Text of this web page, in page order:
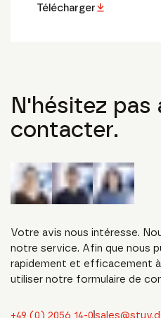
Télécharger
N'hésitez pas
contacter.
Votre avis nous intéresse.
notre service. Afin que nous
rapidement et efficacement
utiliser notre formulaire de